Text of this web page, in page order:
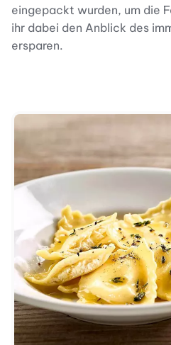
eingepackt wurden, um die
ihr dabei den Anblick des
ersparen.